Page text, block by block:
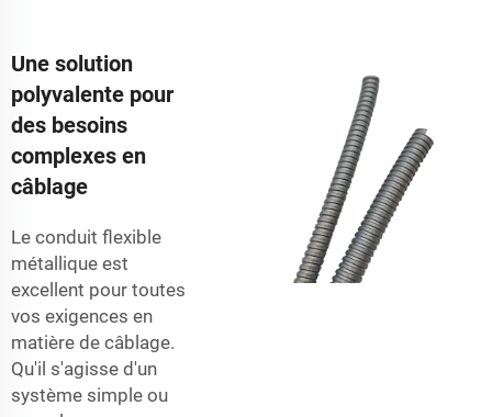
Une solution
polyvalente pour
des besoins
complexes en
câblage
Le conduit flexible
métallique est
excellent pour toutes
vos exigences en
matière de câblage.
Qu'il s'agisse d'un
système simple ou